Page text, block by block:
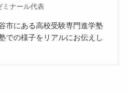
ミナール代表
市にある高校受験専門進学塾
での様子をリアルにお伝えし